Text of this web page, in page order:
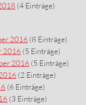
(4 Einträge)
2016 (8 Einträge)
2016 (5 Einträge)
2016 (5 Einträge)
(2 Einträge)
(6 Einträge)
(3 Einträge)